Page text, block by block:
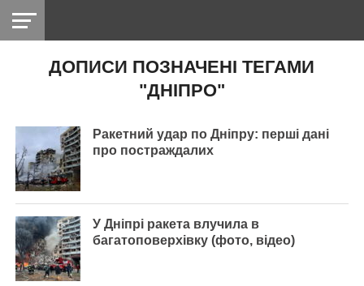
НІКОПОЛЬ
РАДІО
ДОПИСИ ПОЗНАЧЕНІ ТЕГАМИ
"ДНІПРО"
Ракетний удар по Дніпру: перші дані
про постраждалих
У Дніпрі ракета влучила в
багатоповерхівку (фото, відео)